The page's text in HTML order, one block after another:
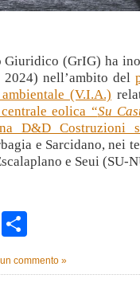
Giuridico (GrIG) ha
nell’ambito del
(V.I.A.)
eolica “Su
D&D Costruzioni
e Sarcidano, nei
e Seui (SU-
WhatsApp
commento »